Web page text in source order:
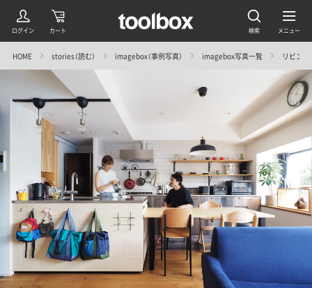
HOME stories（読む） imagebox（事例写真） imagebox写真一覧 リビン